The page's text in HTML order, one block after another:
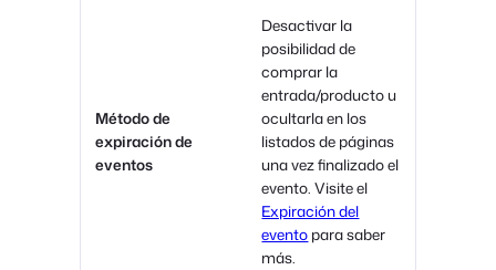
Método de
expiración de
eventos
Desactivar la
posibilidad de
comprar la
entrada/producto u
ocultarla en los
listados de páginas
una vez finalizado el
evento. Visite el
Expiración del
evento para saber
más.